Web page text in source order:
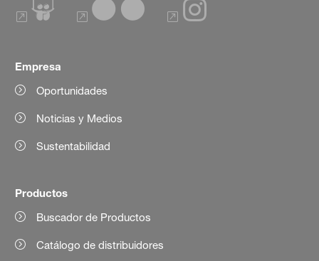
Empresa
Oportunidades
Noticias y Medios
Sustentabilidad
Productos
Buscador de Productos
Catálogo de distribuidores